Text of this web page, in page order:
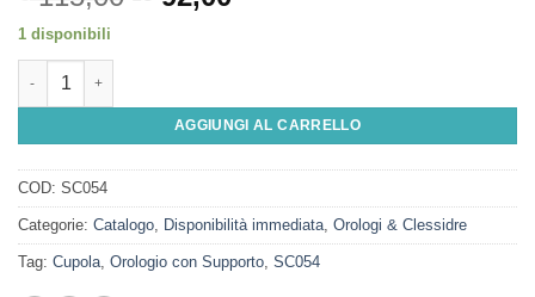
1 disponibili
Orologio con Supporto quantità
AGGIUNGI AL CARRELLO
COD: SC054
Categorie: Catalogo, Disponibilità immediata, Orologi & Clessidre
Tag: Cupola, Orologio con Supporto, SC054